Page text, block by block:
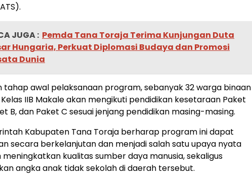
JUGA : Pemda Tana Toraja Terima Kunjungan Duta
Hungaria, Perkuat Diplomasi Budaya dan Promosi
Dunia
tahap awal pelaksanaan program, sebanyak 32 warga binaan
IIB Makale akan mengikuti pendidikan kesetaraan Paket
B, dan Paket C sesuai jenjang pendidikan masing-masing.
Kabupaten Tana Toraja berharap program ini dapat
secara berkelanjutan dan menjadi salah satu upaya nyata
kualitas sumber daya manusia, sekaligus
angka anak tidak sekolah di daerah tersebut.